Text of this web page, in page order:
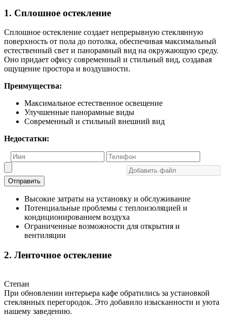
1. Сплошное остекление
Сплошное остекление создает непрерывную стеклянную
поверхность от пола до потолка, обеспечивая максимальный
естественный свет и панорамный вид на окружающую среду.
Оно придает офису современный и стильный вид, создавая
ощущение простора и воздушности.
Преимущества:
Максимальное естественное освещение
Улучшенные панорамные виды
Современный и стильный внешний вид
Недостатки:
Отправить
Высокие затраты на установку и обслуживание
Потенциальные проблемы с теплоизоляцией и
кондиционированием воздуха
Ограниченные возможности для открытия и
вентиляции
2. Ленточное остекление
Степан
При обновлении интерьера кафе обратились за установкой
стеклянных перегородок. Это добавило изысканности и уюта
нашему заведению.